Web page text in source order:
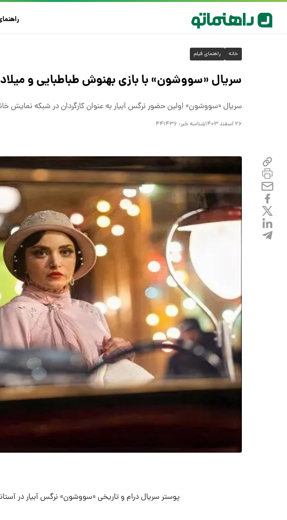
خانه راهنمای فیلم
سریال «سووشون» با بازی بهنوش طباطبایی و
سریال «سووشون» اولین حضور نرگس آبیار به‌ عنوان کارگردان در شبکه نمایش
۲۶ اسفند ۱۴۰۳ شناسه خبر: ۴۴۱۴۳۶
پوستر سریال درام و تاریخی «سووشون» نرگس آبیار در